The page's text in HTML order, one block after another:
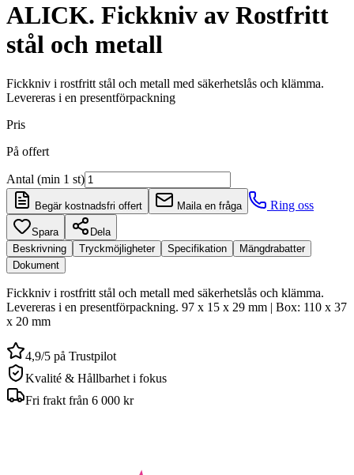
ALICK. Fickkniv av Rostfritt
stål och metall
Fickkniv i rostfritt stål och metall med säkerhetslås och klämma.
Levereras i en presentförpackning
Pris
På offert
Antal (min 1 st)
Begär kostnadsfri offert Maila en fråga Ring oss
Spara
Dela
Beskrivning
Tryckmöjligheter Specifikation
Mängdrabatter
Dokument
Fickkniv i rostfritt stål och metall med säkerhetslås och klämma.
Levereras i en presentförpackning. 97 x 15 x 29 mm | Box: 110 x 37
x 20 mm
4,9/5 på Trustpilot
Kvalité & Hållbarhet i fokus
Fri frakt från 6 000 kr